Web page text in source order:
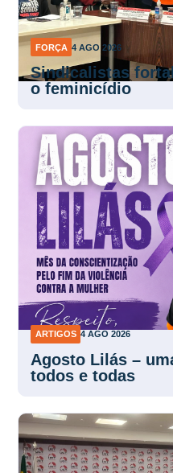
FORÇA 4 AGO 2026
Sindicalistas
o feminicídio
ARTIGOS 4 AGO 2026
Agosto Lilás –
todos e todas